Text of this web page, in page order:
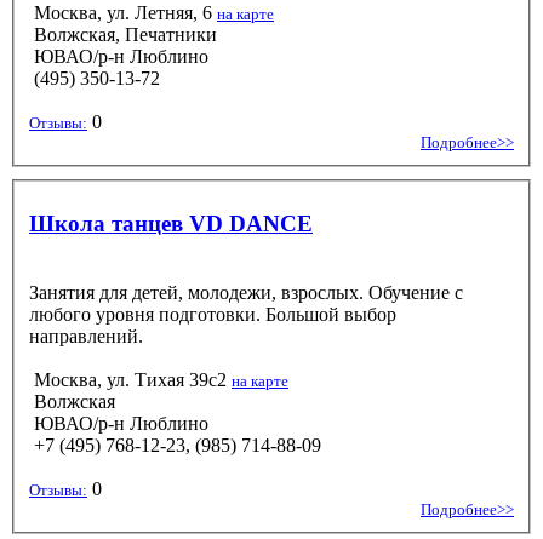
Москва, ул. Летняя, 6 на карте
Волжская, Печатники
ЮВАО/р-н Люблино
(495) 350-13-72
Отзывы: 0
Подробнее>>
Школа танцев VD DANCE
Занятия для детей, молодежи, взрослых. Обучение с
любого уровня подготовки. Большой выбор
направлений.
Москва, ул. Тихая 39с2 на карте
Волжская
ЮВАО/р-н Люблино
+7 (495) 768-12-23, (985) 714-88-09
Отзывы: 0
Подробнее>>